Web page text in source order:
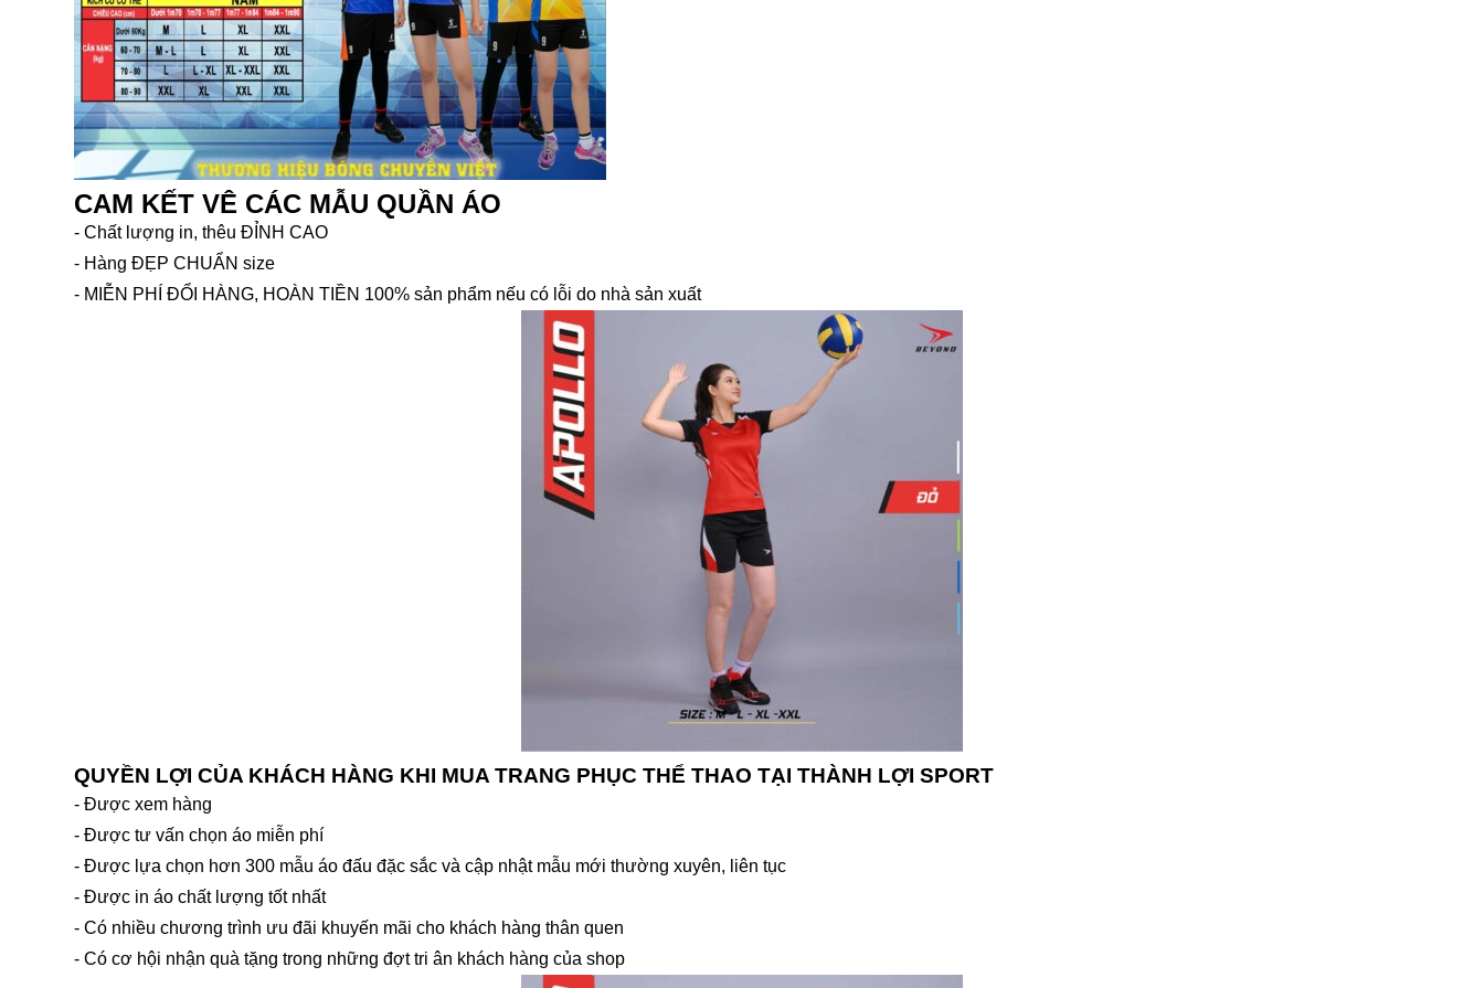
CAM KẾT VÊ CÁC MẪU QUẦN ÁO
- Chất lượng in, thêu ĐỈNH CAO
- Hàng ĐẸP CHUẨN size
- MIỄN PHÍ ĐỔI HÀNG, HOÀN TIỀN 100% sản phẩm nếu có lỗi do nhà sản xuất
QUYỀN LỢI CỦA KHÁCH HÀNG KHI MUA TRANG PHỤC THỂ THAO TẠI THÀNH LỢI SPORT
- Được xem hàng
- Được tư vấn chọn áo miễn phí
- Được lựa chọn hơn 300 mẫu áo đấu đặc sắc và cập nhật mẫu mới thường xuyên, liên tục
- Được in áo chất lượng tốt nhất
- Có nhiều chương trình ưu đãi khuyến mãi cho khách hàng thân quen
- Có cơ hội nhận quà tặng trong những đợt tri ân khách hàng của shop